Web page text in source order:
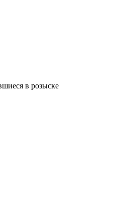
в розыске